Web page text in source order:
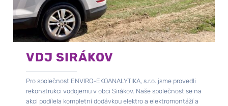
VDJ SIRÁKOV
Pro společnost ENVIRO-EKOANALYTIKA, s.r.o. jsme provedli
rekonstrukci vodojemu v obci Sirákov. Naše společnost se na
akci podílela kompletní dodávkou elektro a elektromontáží a